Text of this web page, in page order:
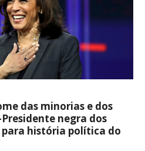
das minorias e dos
negra dos
para história política do